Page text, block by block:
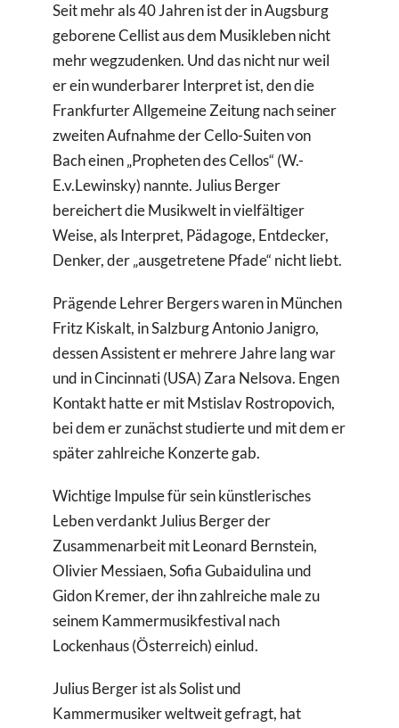
Seit mehr als 40 Jahren ist der in Augsburg
geborene Cellist aus dem Musikleben nicht
mehr wegzudenken. Und das nicht nur weil
er ein wunderbarer Interpret ist, den die
Frankfurter Allgemeine Zeitung nach seiner
zweiten Aufnahme der Cello-Suiten von
Bach einen „Propheten des Cellos“ (W.-
E.v.Lewinsky) nannte. Julius Berger
bereichert die Musikwelt in vielfältiger
Weise, als Interpret, Pädagoge, Entdecker,
Denker, der „ausgetretene Pfade“ nicht liebt.
Prägende Lehrer Bergers waren in München
Fritz Kiskalt, in Salzburg Antonio Janigro,
dessen Assistent er mehrere Jahre lang war
und in Cincinnati (USA) Zara Nelsova. Engen
Kontakt hatte er mit Mstislav Rostropovich,
bei dem er zunächst studierte und mit dem er
später zahlreiche Konzerte gab.
Wichtige Impulse für sein künstlerisches
Leben verdankt Julius Berger der
Zusammenarbeit mit Leonard Bernstein,
Olivier Messiaen, Sofia Gubaidulina und
Gidon Kremer, der ihn zahlreiche male zu
seinem Kammermusikfestival nach
Lockenhaus (Österreich) einlud.
Julius Berger ist als Solist und
Kammermusiker weltweit gefragt, hat